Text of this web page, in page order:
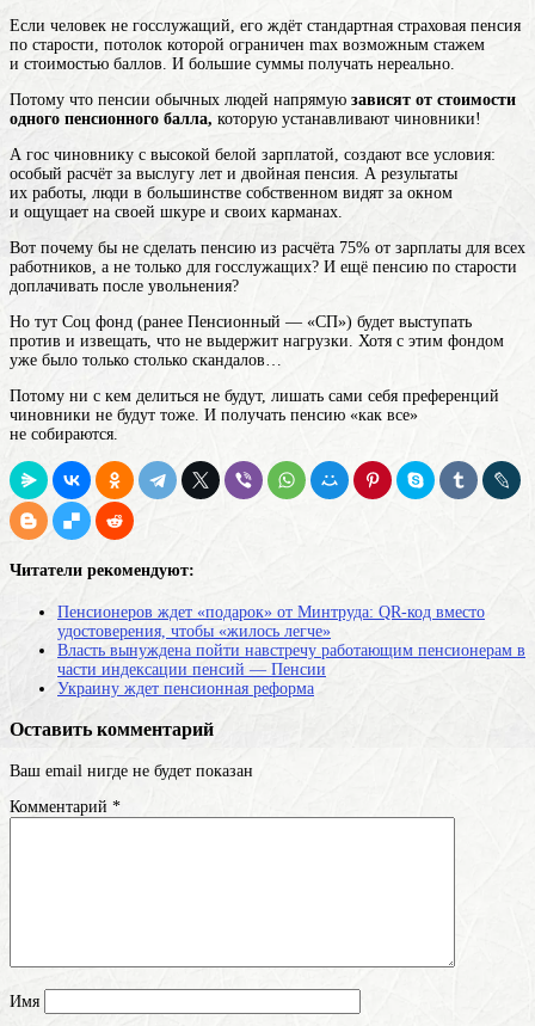
Если человек не госслужащий, его ждёт стандартная страховая пенсия
по старости, потолок которой ограничен max возможным стажем
и стоимостью баллов. И большие суммы получать нереально.
Потому что пенсии обычных людей напрямую зависят от стоимости
одного пенсионного балла, которую устанавливают чиновники!
А гос чиновнику с высокой белой зарплатой, создают все условия:
особый расчёт за выслугу лет и двойная пенсия. А результаты
их работы, люди в большинстве собственном видят за окном
и ощущает на своей шкуре и своих карманах.
Вот почему бы не сделать пенсию из расчёта 75% от зарплаты для всех
работников, а не только для госслужащих? И ещё пенсию по старости
доплачивать после увольнения?
Но тут Соц фонд (ранее Пенсионный — «СП») будет выступать
против и извещать, что не выдержит нагрузки. Хотя с этим фондом
уже было только столько скандалов…
Потому ни с кем делиться не будут, лишать сами себя преференций
чиновники не будут тоже. И получать пенсию «как все»
не собираются.
Читатели рекомендуют:
Пенсионеров ждет «подарок» от Минтруда: QR-код вместо
удостоверения, чтобы «жилось легче»
Власть вынуждена пойти навстречу работающим пенсионерам в
части индексации пенсий — Пенсии
Украину ждет пенсионная реформа
Оставить комментарий
Ваш email нигде не будет показан
Комментарий *
Имя